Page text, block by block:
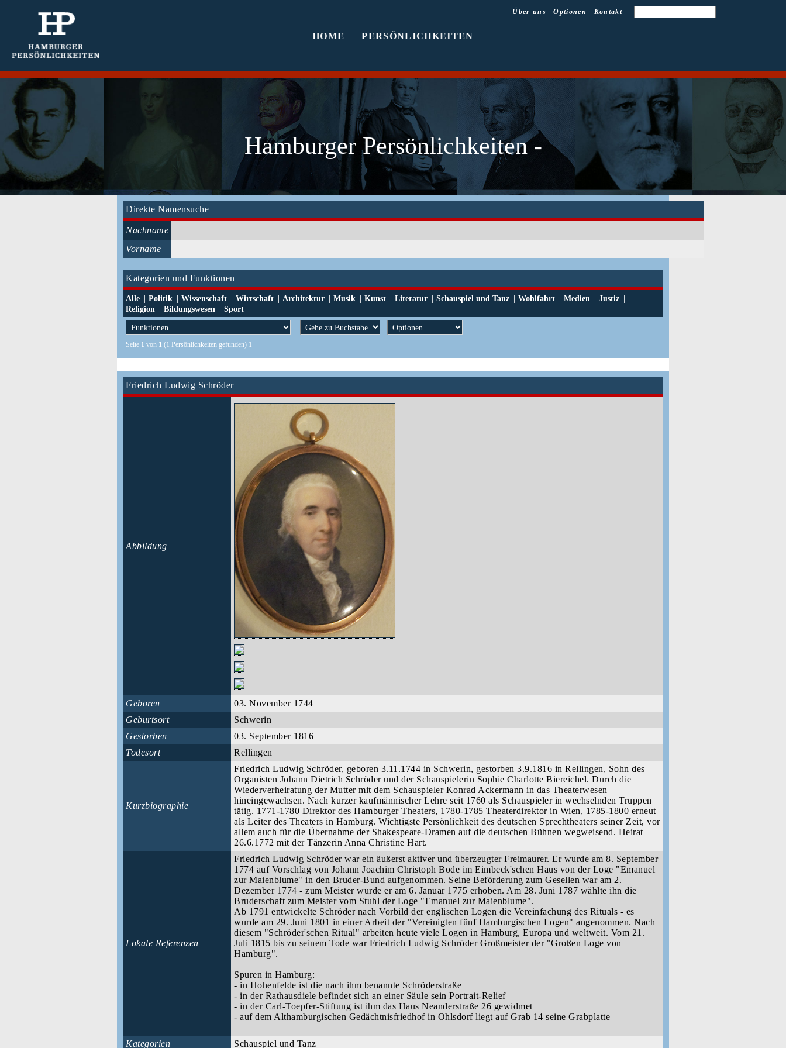
HOME PERSÖNLICHKEITEN
Über uns Optionen Kontakt
Hamburger Persönlichkeiten -
Direkte Namensuche
Nachname
Vorname
Kategorien und Funktionen
Alle | Politik | Wissenschaft | Wirtschaft | Architektur | Musik | Kunst | Literatur | Schauspiel und Tanz | Wohlfahrt | Medien | Justiz |
Religion | Bildungswesen | Sport
Seite 1 von 1 (1 Persönlichkeiten gefunden) 1
Friedrich Ludwig Schröder
Abbildung
Geboren
03. November 1744
Geburtsort
Schwerin
Gestorben
03. September 1816
Todesort
Rellingen
Kurzbiographie
Friedrich Ludwig Schröder, geboren 3.11.1744 in Schwerin, gestorben 3.9.1816 in Rellingen, Sohn des
Organisten Johann Dietrich Schröder und der Schauspielerin Sophie Charlotte Biereichel. Durch die
Wiederverheiratung der Mutter mit dem Schauspieler Konrad Ackermann in das Theaterwesen
hineingewachsen. Nach kurzer kaufmännischer Lehre seit 1760 als Schauspieler in wechselnden Truppen
tätig. 1771-1780 Direktor des Hamburger Theaters, 1780-1785 Theaterdirektor in Wien, 1785-1800 erneut
als Leiter des Theaters in Hamburg. Wichtigste Persönlichkeit des deutschen Sprechtheaters seiner Zeit, vor
allem auch für die Übernahme der Shakespeare-Dramen auf die deutschen Bühnen wegweisend. Heirat
26.6.1772 mit der Tänzerin Anna Christine Hart.
Lokale Referenzen
Friedrich Ludwig Schröder war ein äußerst aktiver und überzeugter Freimaurer. Er wurde am 8. September
1774 auf Vorschlag von Johann Joachim Christoph Bode im Eimbeck'schen Haus von der Loge "Emanuel
zur Maienblume" in den Bruder-Bund aufgenommen. Seine Beförderung zum Gesellen war am 2.
Dezember 1774 - zum Meister wurde er am 6. Januar 1775 erhoben. Am 28. Juni 1787 wählte ihn die
Bruderschaft zum Meister vom Stuhl der Loge "Emanuel zur Maienblume".
Ab 1791 entwickelte Schröder nach Vorbild der englischen Logen die Vereinfachung des Rituals - es
wurde am 29. Juni 1801 in einer Arbeit der "Vereinigten fünf Hamburgischen Logen" angenommen. Nach
diesem "Schröder'schen Ritual" arbeiten heute viele Logen in Hamburg, Europa und weltweit. Vom 21.
Juli 1815 bis zu seinem Tode war Friedrich Ludwig Schröder Großmeister der "Großen Loge von
Hamburg".
Spuren in Hamburg:
- in Hohenfelde ist die nach ihm benannte Schröderstraße
- in der Rathausdiele befindet sich an einer Säule sein Portrait-Relief
- in der Carl-Toepfer-Stiftung ist ihm das Haus Neanderstraße 26 gewidmet
- auf dem Althamburgischen Gedächtnisfriedhof in Ohlsdorf liegt auf Grab 14 seine Grabplatte
Kategorien Schauspiel und Tanz